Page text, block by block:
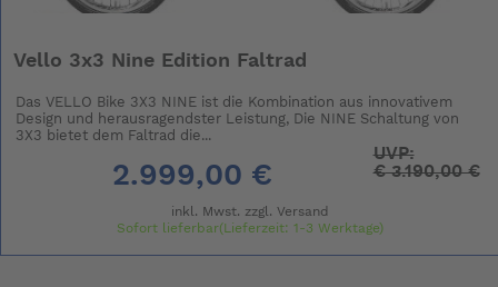
Vello 3x3 Nine Edition Faltrad
Das VELLO Bike 3X3 NINE ist die Kombination aus innovativem
Design und herausragendster Leistung, Die NINE Schaltung von
3X3 bietet dem Faltrad die...
2.999,00 €
UVP:
€3.190,00 €
inkl. Mwst. zzgl. Versand
Sofort lieferbar(Lieferzeit: 1-3 Werktage)